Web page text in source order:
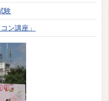
験
ン講座」